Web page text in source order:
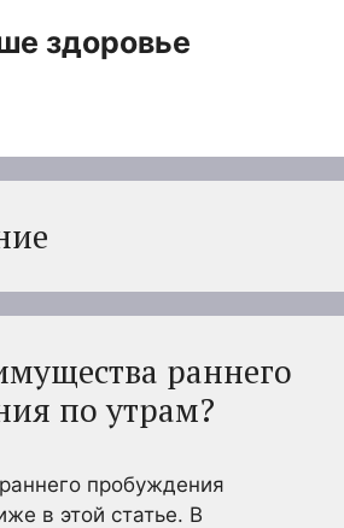
здоровье
раннего
по утрам?
пробуждения
в этой статье. В